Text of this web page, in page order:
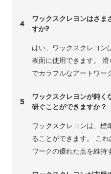
4
ワックスクレヨンはさま
すか?
はい、ワックスクレヨン
表面に使用できます。
でカラフルなアートワー
5
ワックスクレヨンが鈍く
研ぐことができますか？
ワックスクレヨンは、標
ることができます。 こ
ワークの優れた点を維持